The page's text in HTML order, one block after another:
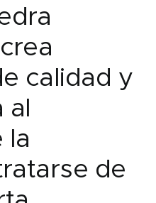
calidad y
la
de